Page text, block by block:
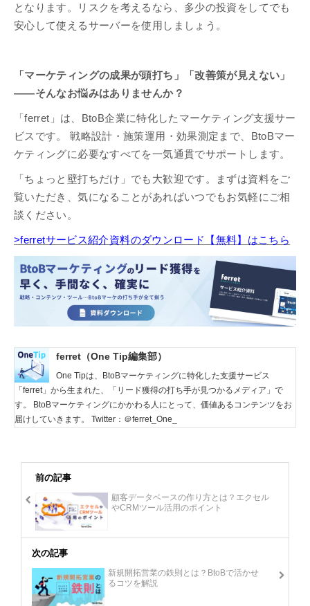
となります。リスクを考えるなら、多少の投資をしてでも
安心して使えるサーバーを使用しましょう。
「マーケティングの成果が頭打ち」「改善策が見えない」
――そんなお悩みはありませんか？
「ferret」は、BtoB企業に特化したマーケティング支援サー
ビスです。 戦略設計・施策運用・効果測定まで、BtoBマー
ケティングに必要なすべてを一気通貫でサポートします。
「ちょっと壁打ちだけ」でも大歓迎です。まずは資料をご
覧いただき、気になることがあればいつでもお気軽にご相
談ください。
>ferretサービス紹介資料のダウンロード【無料】はこちら
ferret（One Tip編集部）
One Tipは、BtoBマーケティングに特化した支援サービス
「ferret」から生まれた、「リード獲得の打ち手が見つかるメディア」で
す。 BtoBマーケティングにかかわる人にとって、価値あるコンテンツをお
届けしていきます。 Twitter：＠ferret_One_
前の記事
顧客データベースの作り方とは？エクセル
やCRMツール活用のポイント
次の記事
新規開拓営業の鉄則とは？BtoBで活かせ
るコツを解説